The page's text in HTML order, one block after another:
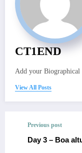
CT1END
Add your Biographical
View All Posts
Previous post
Day 3 – Boa